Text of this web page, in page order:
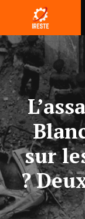
contenu
sur
?